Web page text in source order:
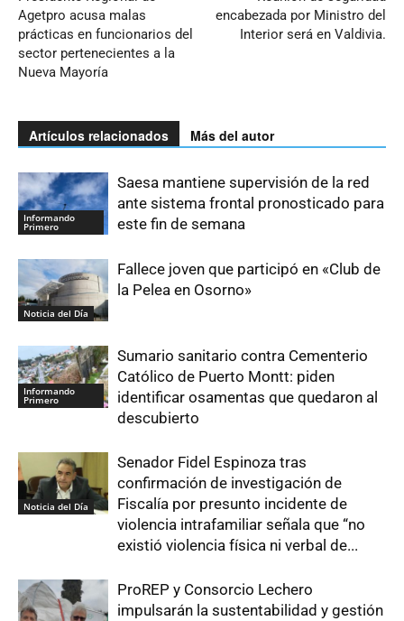
Agetpro acusa malas
prácticas en funcionarios del
sector pertenecientes a la
Nueva Mayoría
encabezada por Ministro del
Interior será en Valdivia.
Artículos relacionados Más del autor
Informando
Primero
Saesa mantiene supervisión de la red
ante sistema frontal pronosticado para
este fin de semana
Noticia del Día
Fallece joven que participó en «Club de
la Pelea en Osorno»
Informando
Primero
Sumario sanitario contra Cementerio
Católico de Puerto Montt: piden
identificar osamentas que quedaron al
descubierto
Noticia del Día
Senador Fidel Espinoza tras
confirmación de investigación de
Fiscalía por presunto incidente de
violencia intrafamiliar señala que “no
existió violencia física ni verbal de...
ProREP y Consorcio Lechero
impulsarán la sustentabilidad y gestión